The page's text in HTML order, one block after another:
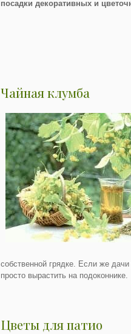
посадки декоративных и
Чайная клумба
собственной грядке. Если же дачи
просто вырастить на подоконнике.
Цветы для патио